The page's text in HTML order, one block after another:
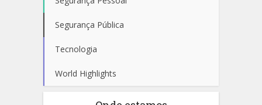
Segurança Pública
Tecnologia
World Highlights